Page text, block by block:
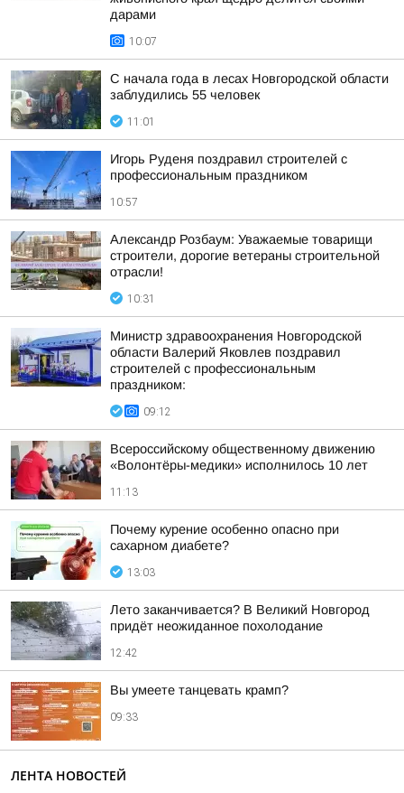
дарами
10:07
С начала года в лесах Новгородской области
заблудились 55 человек
11:01
Игорь Руденя поздравил строителей с
профессиональным праздником
10:57
Александр Розбаум: Уважаемые товарищи
строители, дорогие ветераны строительной
отрасли!
10:31
Министр здравоохранения Новгородской
области Валерий Яковлев поздравил
строителей с профессиональным
праздником:
09:12
Всероссийскому общественному движению
«Волонтёры-медики» исполнилось 10 лет
11:13
Почему курение особенно опасно при
сахарном диабете?
13:03
Лето заканчивается? В Великий Новгород
придёт неожиданное похолодание
12:42
Вы умеете танцевать крамп?
09:33
ЛЕНТА НОВОСТЕЙ